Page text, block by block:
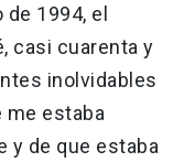
de 1994, el
casi cuarenta y
inolvidables
me estaba
y de que estaba